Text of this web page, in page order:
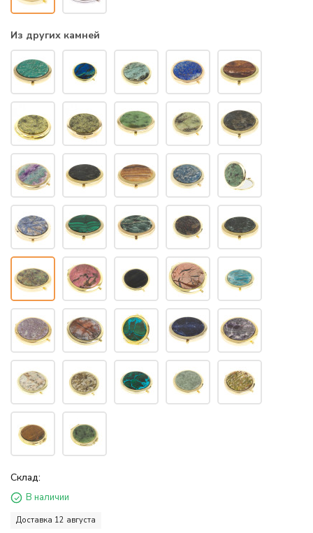
Из других камней
Склад:
В наличии
Доставка 12 августа